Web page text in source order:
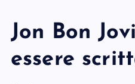
Jon Bon
essere